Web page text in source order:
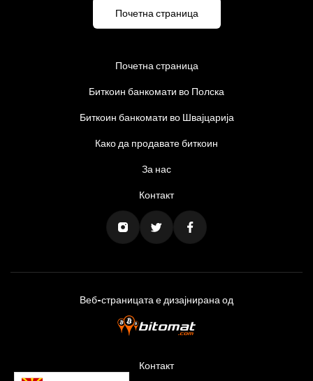
Почетна страница
Почетна страница
Биткоин банкомати во Полска
Биткоин банкомати во Швајцарија
Како да продавате биткоин
За нас
Контакт
Веб-страницата е дизајнирана од
Контакт